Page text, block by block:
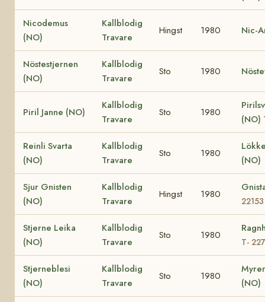
Nicodemus
(NO)
Kallblodig
Travare
Hingst 1980 Nic-
Nöstestjernen
(NO)
Kallblodig
Travare
Sto 1980
Piril Janne (NO)
Kallblodig
Travare
Sto 1980
(NO)
Reinli Svarta
(NO)
Kallblodig
Travare
Sto 1980
(NO)
Sjur Gnisten
(NO)
Kallblodig
Travare
Hingst 1980
22153
Stjerne Leika
(NO)
Kallblodig
Travare
Sto 1980
T-
Stjerneblesi
(NO)
Kallblodig
Travare
Sto 1980
(NO)